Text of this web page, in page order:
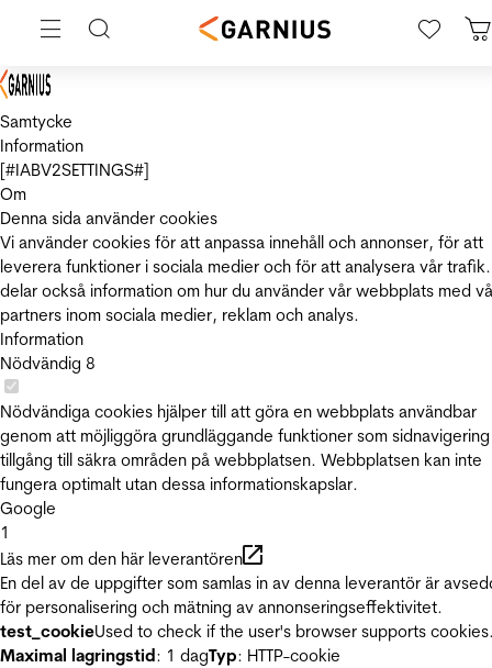
Samtycke
Information
[#IABV2SETTINGS#]
Om
Denna sida använder cookies
Vi använder cookies för att anpassa innehåll och annonser, för att
leverera funktioner i sociala medier och för att analysera vår
delar också information om hur du använder vår webbplats med
partners inom sociala medier, reklam och analys.
Information
Nödvändig 8
Nödvändiga cookies hjälper till att göra en webbplats användbar
genom att möjliggöra grundläggande funktioner som
tillgång till säkra områden på webbplatsen. Webbplatsen kan inte
fungera optimalt utan dessa informationskapslar.
Google
1
Läs mer om den här leverantören
En del av de uppgifter som samlas in av denna leverantör är
för personalisering och mätning av annonseringseffektivitet.
test_cookieUsed to check if the user's browser supports
Maximal lagringstid: 1 dagTyp: HTTP-cookie